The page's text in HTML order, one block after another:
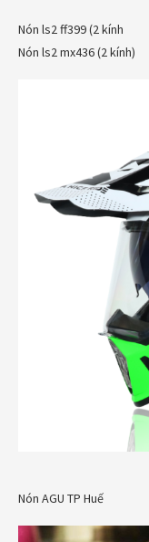
Nón ls2 ff399 (2 kính
Nón ls2 mx436 (2 kính)
Nón AGU TP Huế